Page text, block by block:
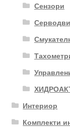
Сензори
Интериор
Комплекти